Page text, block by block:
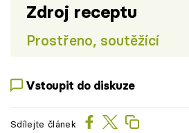
Zdroj receptu
Prostřeno, soutěžící
Vstoupit do diskuze
Sdílejte článek